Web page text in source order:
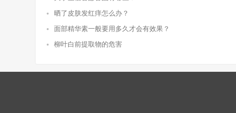
晒了皮肤发红痒怎么办？
面部精华素一般要用多久才会有效果？
柳叶白前提取物的危害